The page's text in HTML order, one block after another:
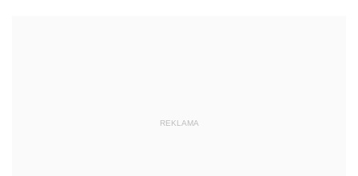
REKLAMA